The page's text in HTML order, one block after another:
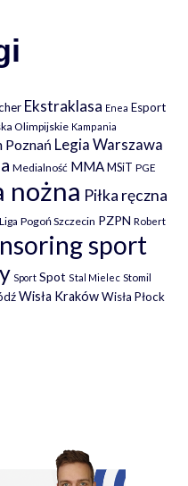
Ekstraklasa Enea Esport
Olimpijskie Kampania
Poznań Legia Warszawa
Medialność MMAMSiT PGE
nożna Piłka ręczna
Pogoń Szczecin PZPN Robert
sport
Sport Spot Stal Mielec Stomil
Wisła KrakówWisła Płock